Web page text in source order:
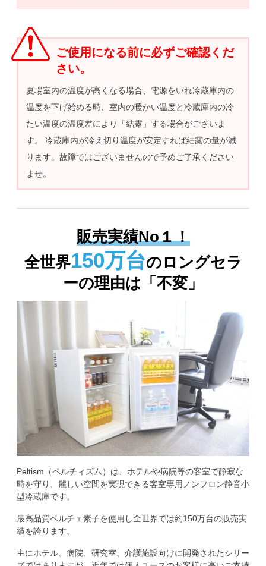
ご使用になる前に必ずご確認くだ
さい。
夏場室内の温度が高くなる場合、電源をいれ冷蔵庫内の
温度を下げ始める時、室内の暖かい温度と冷蔵庫内の冷
たい温度の温度差により「結露」する場合がございま
す。 冷蔵庫内が冷え切り温度が安定すれば結露の量が減
ります。故障ではございませんので予めご了承ください
ませ。
販売実績No１！
全世界150万台のロングセラ
ーの理由は「不変」
Peltism（ペルチィズム）は、ホテルや病院等の客室で静寂な
時を守り、麗しい空間を実現できる客室専用ノンフロン静音小
型冷蔵庫です。
最高品質ペルチェ素子を使用し全世界では約150万台の販売実
績を誇ります。
主にホテル、病院、研究室、介護施設向けに開発されたシリー